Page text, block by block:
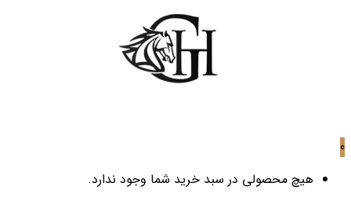
هیچ محصولی در سبد خرید شما وجود ندارد.